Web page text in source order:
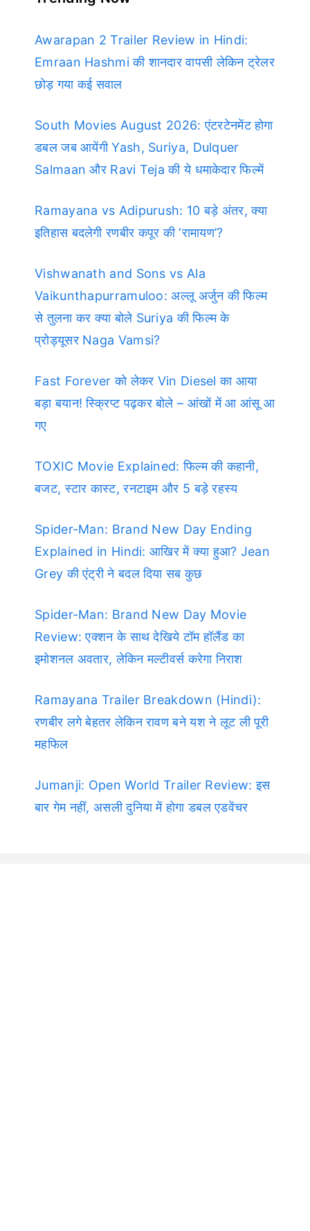
Awarapan 2 Trailer Review in Hindi:
Emraan Hashmi की शानदार वापसी लेकिन ट्रेलर
छोड़ गया कई सवाल
South Movies August 2026: एंटरटेनमेंट होगा
डबल जब आयेंगी Yash, Suriya, Dulquer
Salmaan और Ravi Teja की ये धमाकेदार फिल्में
Ramayana vs Adipurush: 10 बड़े अंतर, क्या
इतिहास बदलेगी रणबीर कपूर की ‘रामायण’?
Vishwanath and Sons vs Ala
Vaikunthapurramuloo: अल्लू अर्जुन की फिल्म
से तुलना कर क्या बोले Suriya की फिल्म के
प्रोड्यूसर Naga Vamsi?
Fast Forever को लेकर Vin Diesel का आया
बड़ा बयान! स्क्रिप्ट पढ़कर बोले – आंखों में आ आंसू आ
गए
TOXIC Movie Explained: फिल्म की कहानी,
बजट, स्टार कास्ट, रनटाइम और 5 बड़े रहस्य
Spider-Man: Brand New Day Ending
Explained in Hindi: आखिर में क्या हुआ? Jean
Grey की एंट्री ने बदल दिया सब कुछ
Spider-Man: Brand New Day Movie
Review: एक्शन के साथ देखिये टॉम हॉलैंड का
इमोशनल अवतार, लेकिन मल्टीवर्स करेगा निराश
Ramayana Trailer Breakdown (Hindi):
रणबीर लगे बेहतर लेकिन रावण बने यश ने लूट ली पूरी
महफिल
Jumanji: Open World Trailer Review: इस
बार गेम नहीं, असली दुनिया में होगा डबल एडवेंचर